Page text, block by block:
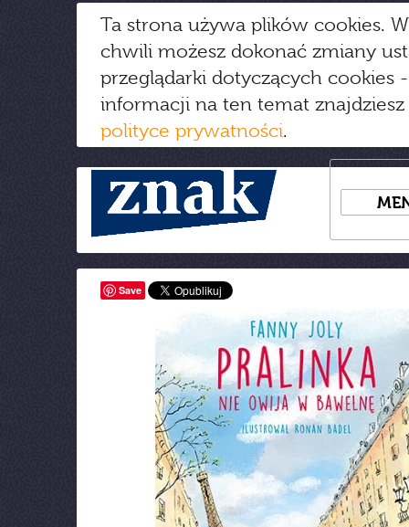
Ta strona używa plików cookies.
chwili możesz dokonać zmiany
przeglądarki dotyczących cookies
informacji na ten temat
polityce prywatności.
Save